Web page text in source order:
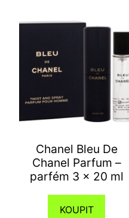
Chanel Bleu De
Chanel Parfum –
parfém 3 x 20 ml
KOUPIT